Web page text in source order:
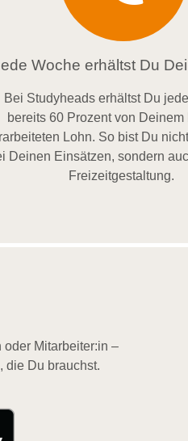
Woche erhältst Du
Bei Studyheads erhältst Du
bereits 60 Prozent von Deinem
Lohn. So bist Du
Deinen Einsätzen, sondern
Freizeitgestaltung.
Mitarbeiter:in –
die Du brauchst.